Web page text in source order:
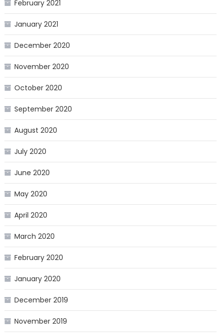
February 2021
January 2021
December 2020
November 2020
October 2020
September 2020
August 2020
July 2020
June 2020
May 2020
April 2020
March 2020
February 2020
January 2020
December 2019
November 2019